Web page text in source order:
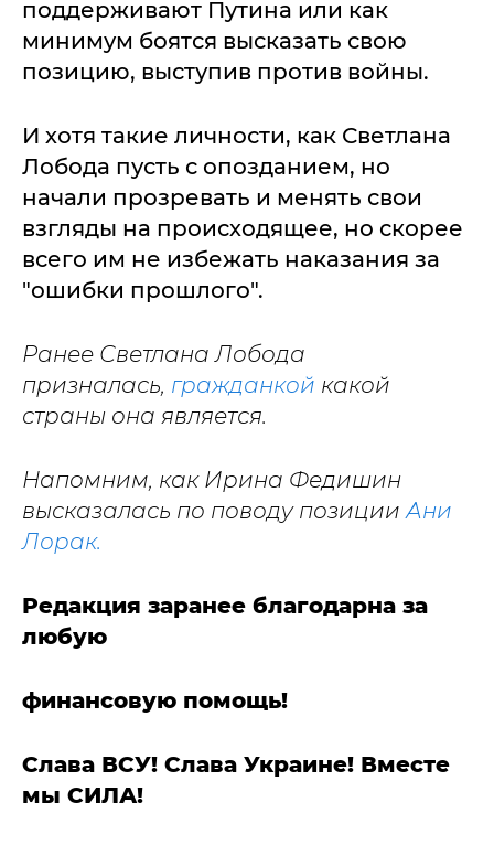
поддерживают Путина или как
минимум боятся высказать свою
позицию, выступив против войны.
И хотя такие личности, как Светлана
Лобода пусть с опозданием, но
начали прозревать и менять свои
взгляды на происходящее, но скорее
всего им не избежать наказания за
"ошибки прошлого".
Ранее Светлана Лобода
призналась, гражданкой какой
страны она является.
Напомним, как Ирина Федишин
высказалась по поводу позицииАни
Лорак.
Редакция заранее благодарна за
любую
финансовую помощь!
Слава ВСУ! Слава Украине! Вместе
мы СИЛА!